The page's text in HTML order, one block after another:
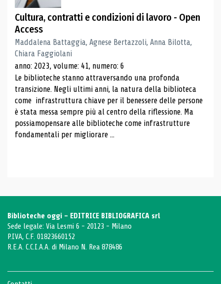
Cultura, contratti e condizioni di lavoro - Open
Access
Maddalena Battaggia, Agnese Bertazzoli, Anna Bilotta,
Chiara Faggiolani
anno: 2023, volume: 41, numero: 6
Le biblioteche stanno attraversando una profonda
transizione. Negli ultimi anni, la natura della biblioteca
come infrastruttura chiave per il benessere delle persone
è stata messa sempre più al centro della riflessione. Ma
possiamopensare alle biblioteche come infrastrutture
fondamentali per migliorare ...
Biblioteche oggi - EDITRICE BIBLIOGRAFICA srl
Sede legale: Via Lesmi 6 - 20123 - Milano
P.IVA, C.F. 01823660152
R.E.A. C.C.I.A.A. di Milano N. Rea 878486